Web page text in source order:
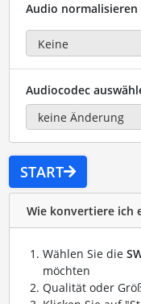
Audio normalisieren
Audiocodec
START
Wie konvertiere ich
Wählen Sie die
möchten
Qualität oder